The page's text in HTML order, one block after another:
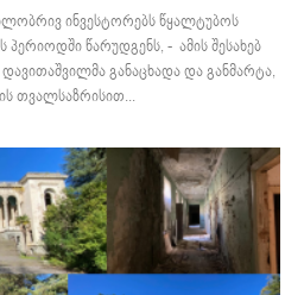
ინვესტორებს წყალტუბოს
პერიოდში წარუდგენს, - ამის შესახებ
განაცხადა და განმარტა,
თვალსაზრისით...